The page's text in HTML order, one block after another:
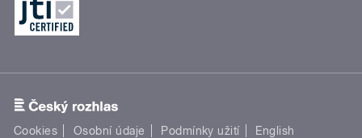
Cookies Osobní údaje Podmínky užití English